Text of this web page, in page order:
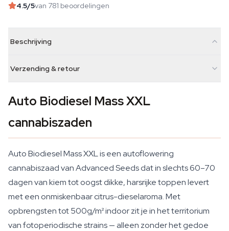
4.5/5van 781 beoordelingen
Beschrijving
Verzending & retour
Auto Biodiesel Mass XXL
cannabiszaden
Auto Biodiesel Mass XXL is een autoflowering
cannabiszaad van Advanced Seeds dat in slechts 60–70
dagen van kiem tot oogst dikke, harsrijke toppen levert
met een onmiskenbaar citrus-dieselaroma. Met
opbrengsten tot 500g/m² indoor zit je in het territorium
van fotoperiodische strains — alleen zonder het gedoe